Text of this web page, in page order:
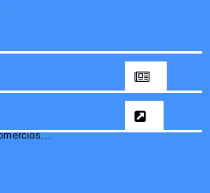
Pix passa a ser aceito em comércios de oito países e amplia opções de pagamento para brasileiros no exterior